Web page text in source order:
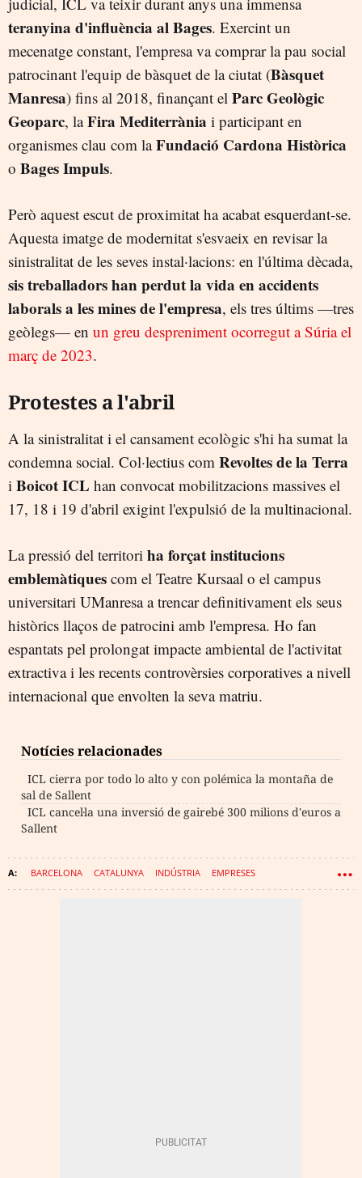
teranyina d'influència al Bages. Exercint un
mecenatge constant, l'empresa va comprar la pau social
patrocinant l'equip de bàsquet de la ciutat (Bàsquet
Manresa) fins al 2018, finançant el Parc Geològic
Geoparc, laFira Mediterrània i participant en
organismes clau com laFundació Cardona Històrica
o Bages Impuls.
Però aquest escut de proximitat ha acabat esquerdant-se.
Aquesta imatge de modernitat s'esvaeix en revisar la
sinistralitat de les seves instal·lacions: en l'última dècada,
sis treballadors han perdut la vida en accidents
laborals a les mines de l'empresa, els tres últims —tres
geòlegs— en un greu despreniment ocorregut a Súria el
març de 2023.
Protestes a l'abril
A la sinistralitat i el cansament ecològic s'hi ha sumat la
condemna social. Col·lectius com Revoltes de la Terra
i Boicot ICL han convocat mobilitzacions massives el
17, 18 i 19 d'abril exigint l'expulsió de la multinacional.
La pressió del territori ha forçat institucions
emblemàtiques com el Teatre Kursaal o el campus
universitari UManresa a trencar definitivament els seus
històrics llaços de patrocini amb l'empresa. Ho fan
espantats pel prolongat impacte ambiental de l'activitat
extractiva i les recents controvèrsies corporatives a nivell
internacional que envolten la seva matriu.
Notícies relacionades
ICL cierra por todo lo alto y con polémica la montaña de
sal de Sallent
ICL cancel·la una inversió de gairebé 300 milions d'euros a
Sallent
BARCELONA CATALUNYA INDÚSTRIA EMPRESES